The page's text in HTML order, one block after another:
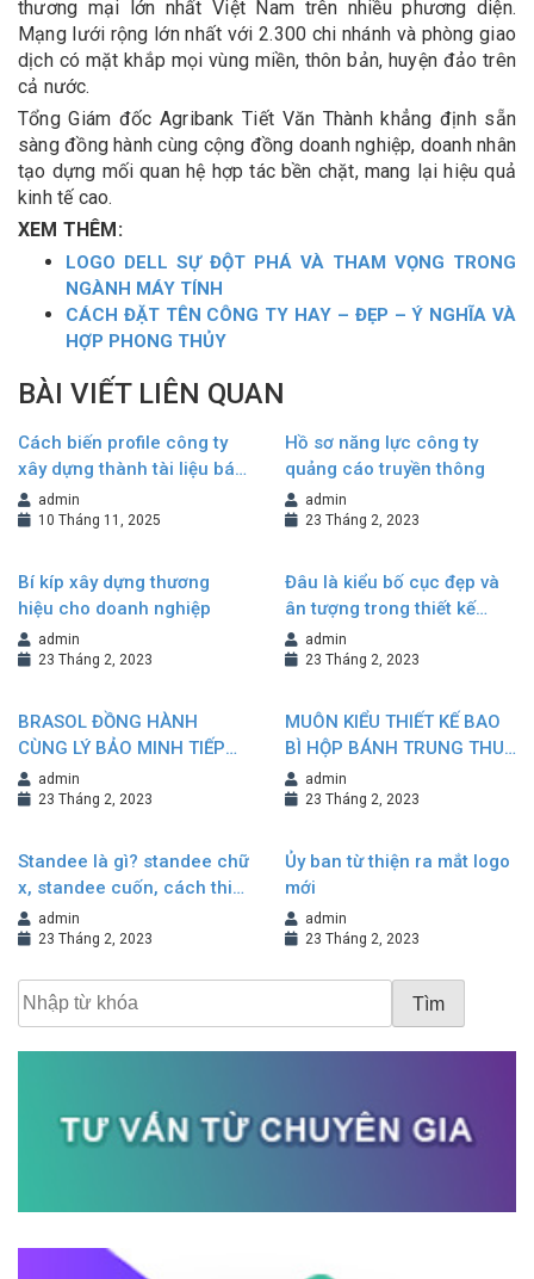
thương mại lớn nhất Việt Nam trên nhiều phương diện.
Mạng lưới rộng lớn nhất với 2.300 chi nhánh và phòng giao
dịch có mặt khắp mọi vùng miền, thôn bản, huyện đảo trên
cả nước.
Tổng Giám đốc Agribank Tiết Văn Thành khẳng định sẵn
sàng đồng hành cùng cộng đồng doanh nghiệp, doanh nhân
tạo dựng mối quan hệ hợp tác bền chặt, mang lại hiệu quả
kinh tế cao.
XEM THÊM:
LOGO DELL SỰ ĐỘT PHÁ VÀ THAM VỌNG TRONG
NGÀNH MÁY TÍNH
CÁCH ĐẶT TÊN CÔNG TY HAY – ĐẸP – Ý NGHĨA VÀ
HỢP PHONG THỦY
BÀI VIẾT LIÊN QUAN
Cách biến profile công ty
xây dựng thành tài liệu bán
hàng hiệu quả
admin
10 Tháng 11, 2025
Hồ sơ năng lực công ty
quảng cáo truyền thông
admin
23 Tháng 2, 2023
Bí kíp xây dựng thương
hiệu cho doanh nghiệp
admin
23 Tháng 2, 2023
Đâu là kiểu bố cục đẹp và
ân tượng trong thiết kế
Brochure?
admin
23 Tháng 2, 2023
BRASOL ĐỒNG HÀNH
CÙNG LÝ BẢO MINH TIẾP
NỐI VÀ KHẲNG ĐỊNH
THƯƠNG HIỆU
admin
23 Tháng 2, 2023
MUÔN KIỂU THIẾT KẾ BAO
BÌ HỘP BÁNH TRUNG THU
NÂNG TẦM GIÁ TRỊ
THƯƠNG HIỆU
admin
23 Tháng 2, 2023
Standee là gì? standee chữ
x, standee cuốn, cách thiết
kế standee đẹp
admin
23 Tháng 2, 2023
Ủy ban từ thiện ra mắt logo
mới
admin
23 Tháng 2, 2023
Tìm